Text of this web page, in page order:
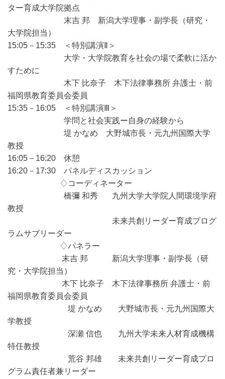
ター育成大学院拠点
末吉 邦 新潟大学理事・副学長（研究・
大学院担当）
15:05－15:35 ＜特別講演Ⅱ＞
大学・大学院教育を社会の場で柔軟に活か
すために
木下 比奈子 木下法律事務所 弁護士・前
福岡県教育委員会委員
15:35－16:05 ＜特別講演Ⅲ＞
学問と社会実践ー自身の経験から
堤 かなめ 大野城市長・元九州国際大学
教授
16:05－16:20 休憩
16:20－17:30 パネルディスカッション
♢コーディネーター
橋彌 和秀 九州大学大学院人間環境学府
教授
未来共創リーダー育成プログ
ラムサブリーダー
♢パネラー
末吉 邦 新潟大学理事・副学長（研
究・大学院担当）
木下 比奈子 木下法律事務所 弁護士・前
福岡県教育委員会委員
堤 かなめ 大野城市長・元九州国際大
学教授
深瀬 信也 九州大学未来人材育成機構
特任教授
荒谷 邦雄 未来共創リーダー育成プロ
グラム責任者兼リーダー